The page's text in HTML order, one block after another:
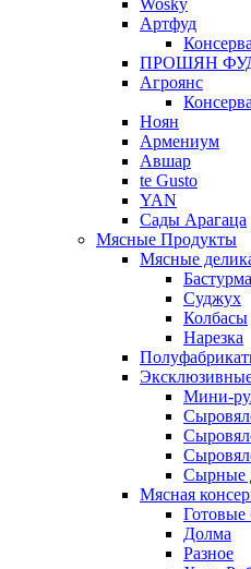
Wosky
Артфуд
ПРОШЯН
Агроянс
Ноян
Армениум
Авшар
te Gusto
YAN
Сады Арагаца
Мясные Продукты
Мясные
Бастурма
Суджух
Колбасы
Нарезка
Мини-
Сырные
Мясная
Долма
Разное